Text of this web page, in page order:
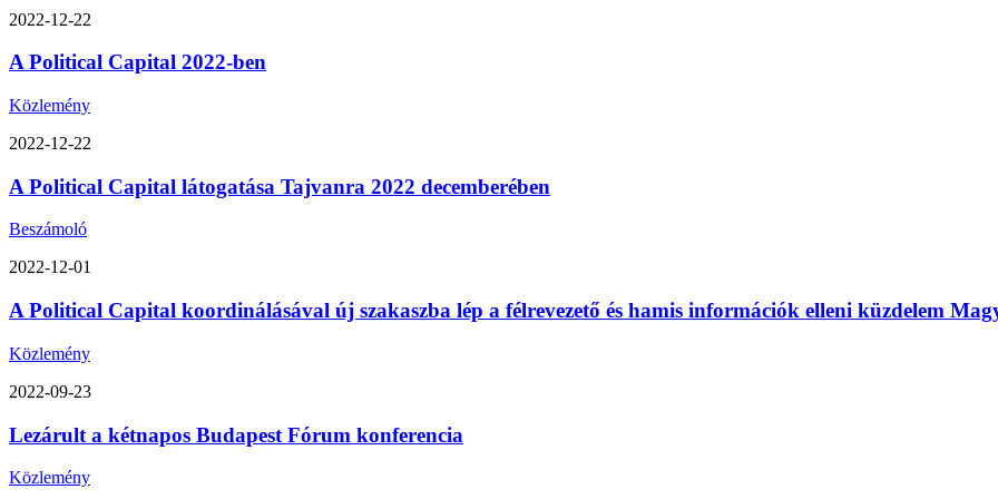
2022-12-22
A Political Capital 2022-ben
Közlemény
2022-12-22
A Political Capital látogatása Tajvanra 2022 decemberében
Beszámoló
2022-12-01
A Political Capital koordinálásával új szakaszba lép a félrevezető és hamis információk elleni küzdelem
Közlemény
2022-09-23
Lezárult a kétnapos Budapest Fórum konferencia
Közlemény